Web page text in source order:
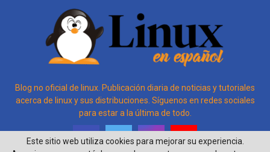
Blog no oficial de linux. Publicación diaria de noticias y tutoriales
acerca de linux y sus distribuciones. Síguenos en redes sociales
para estar a la última de todo.
Este sitio web utiliza cookies para mejorar su experiencia.